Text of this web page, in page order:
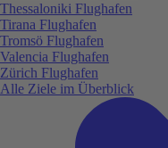
Thessaloniki Flughafen
Tirana Flughafen
Tromsö Flughafen
Valencia Flughafen
Zürich Flughafen
Alle Ziele im Überblick